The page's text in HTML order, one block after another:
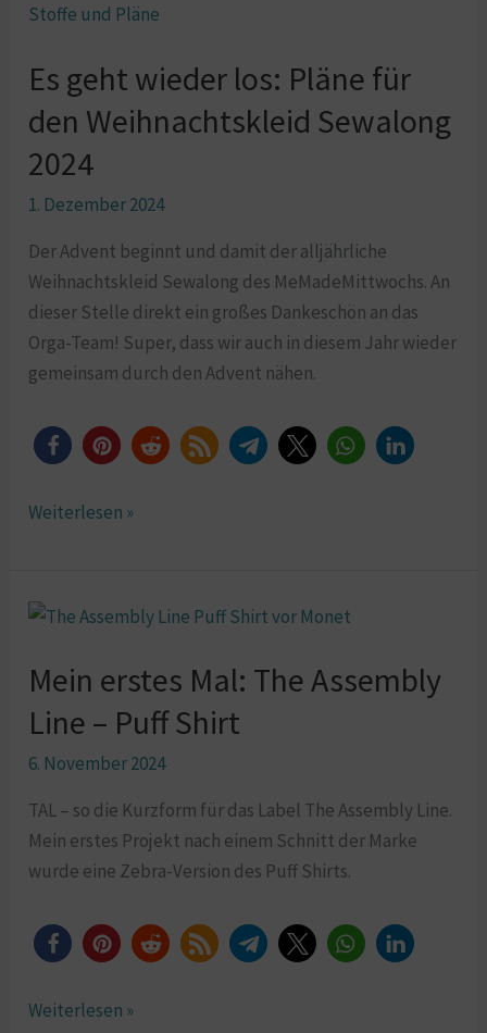
Es geht wieder los: Pläne für
den Weihnachtskleid Sewalong
2024
1. Dezember 2024
Der Advent beginnt und damit der alljährliche
Weihnachtskleid Sewalong des MeMadeMittwochs. An
dieser Stelle direkt ein großes Dankeschön an das
Orga-Team! Super, dass wir auch in diesem Jahr wieder
gemeinsam durch den Advent nähen.
geht
los:
Pläne
für
den
Weihnachtskleid
2024
Weiterlesen »
Mein erstes Mal: The Assembly
Line – Puff Shirt
6. November 2024
TAL – so die Kurzform für das Label The Assembly Line.
Mein erstes Projekt nach einem Schnitt der Marke
wurde eine Zebra-Version des Puff Shirts.
Mein
Mal:
Assembly
Line
Weiterlesen »